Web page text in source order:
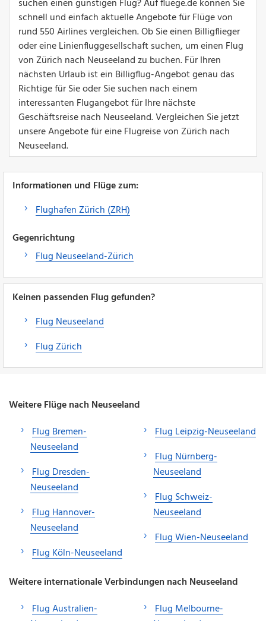
suchen einen günstigen Flug? Auf fluege.de können Sie
schnell und einfach aktuelle Angebote für Flüge von
rund 550 Airlines vergleichen. Ob Sie einen Billigflieger
oder eine Linienfluggesellschaft suchen, um einen Flug
von Zürich nach Neuseeland zu buchen. Für Ihren
nächsten Urlaub ist ein Billigflug-Angebot genau das
Richtige für Sie oder Sie suchen nach einem
interessanten Flugangebot für Ihre nächste
Geschäftsreise nach Neuseeland. Vergleichen Sie jetzt
unsere Angebote für eine Flugreise von Zürich nach
Neuseeland.
Informationen und Flüge zum:
Flughafen Zürich (ZRH)
Gegenrichtung
Flug Neuseeland-Zürich
Keinen passenden Flug gefunden?
Flug Neuseeland
Flug Zürich
Weitere Flüge nach Neuseeland
Flug Bremen-
Neuseeland
Flug Dresden-
Neuseeland
Flug Hannover-
Neuseeland
Flug Köln-Neuseeland
Flug Leipzig-Neuseeland
Flug Nürnberg-
Neuseeland
Flug Schweiz-
Neuseeland
Flug Wien-Neuseeland
Weitere internationale Verbindungen nach Neuseeland
Flug Australien-
Flug Melbourne-